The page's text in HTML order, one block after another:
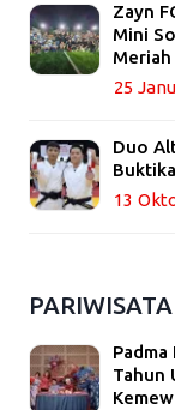
Zayn
Mini
Meriah
25
Duo
13
PARIWISATA
Tahun